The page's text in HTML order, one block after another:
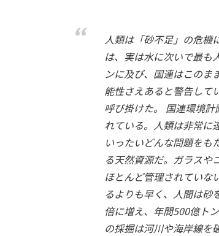
人類は「砂不足」の危機
は、実は水に次いで最も
ンに及び、国連はこのま
能性さえあると警告して
呼び掛けた。 国連環境
れている。人類は非常に
いったいどんな問題をも
る天然資源だ。ガラスや
ほとんど管理されていな
るよりも早く、人間は砂
倍に増え、年間500億ト
の採掘は河川や海岸線を